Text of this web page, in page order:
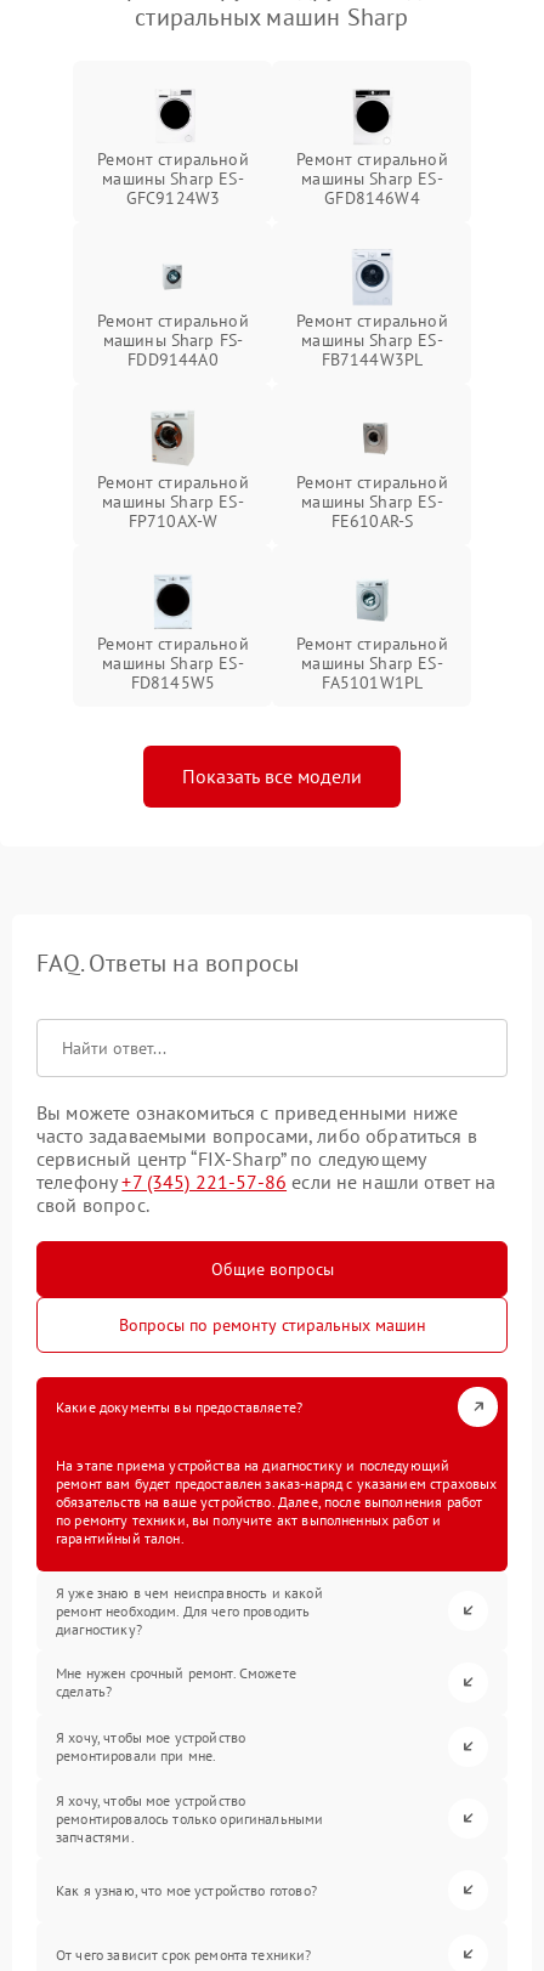
стиральных машин Sharp
Ремонт стиральной
машины Sharp ES-
GFC9124W3
Ремонт стиральной
машины Sharp ES-
GFD8146W4
Ремонт стиральной
машины Sharp FS-
FDD9144A0
Ремонт стиральной
машины Sharp ES-
FB7144W3PL
Ремонт стиральной
машины Sharp ES-
FP710AX-W
Ремонт стиральной
машины Sharp ES-
FE610AR-S
Ремонт стиральной
машины Sharp ES-
FD8145W5
Ремонт стиральной
машины Sharp ES-
FA5101W1PL
Показать все модели
FAQ. Ответы на вопросы
Вы можете ознакомиться с приведенными ниже
часто задаваемыми вопросами, либо обратиться в
сервисный центр “FIX-Sharp” по следующему
телефону+7 (345) 221-57-86 если не нашли ответ на
свой вопрос.
Общие вопросы
Вопросы по ремонту стиральных машин
Какие документы вы предоставляете?
На этапе приема устройства на диагностику и последующий
ремонт вам будет предоставлен заказ-наряд с указанием страховых
обязательств на ваше устройство. Далее, после выполнения работ
по ремонту техники, вы получите акт выполненных работ и
гарантийный талон.
Я уже знаю в чем неисправность и какой
ремонт необходим. Для чего проводить
диагностику?
Мне нужен срочный ремонт. Сможете
сделать?
Я хочу, чтобы мое устройство
ремонтировали при мне.
Я хочу, чтобы мое устройство
ремонтировалось только оригинальными
запчастями.
Как я узнаю, что мое устройство готово?
От чего зависит срок ремонта техники?